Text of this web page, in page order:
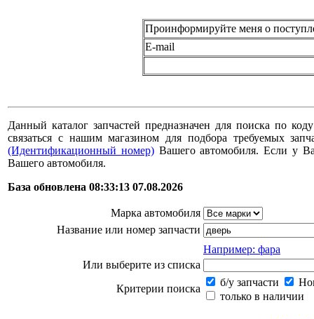
Проинформируйте меня о
E-mail
Данный каталог запчастей предназначен для поиска по
связаться с нашим магазином для подбора требуемых
(Идентификационный номер)Вашего автомобиля. Если у
Вашего автомобиля.
База обновлена 08:33:13 07.08.2026
Марка автомобиля
Название или номер запчасти
Например: фара
Или выберите из списка
Критерии поиска
б/у запчасти
только в наличии